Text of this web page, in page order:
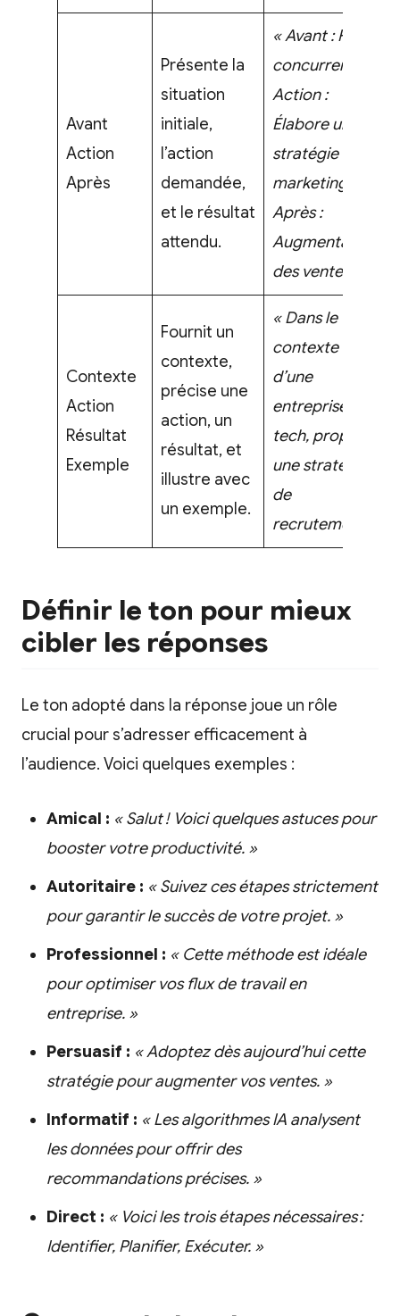
Avant
Action
Après
Présente la
situation
initiale,
l’action
demandée,
et le résultat
attendu.
« Avant : Forte
concurrence.
Action :
Élabore une
stratégie
marketing.
Après :
Augmentation
des ventes. »
Contexte
Action
Résultat
Exemple
Fournit un
contexte,
précise une
action, un
résultat, et
illustre avec
un exemple.
« Dans le
contexte
d’une
entreprise
tech, propose
une stratégie
de
recrutement. »
Définir le ton pour mieux
cibler les réponses
Le ton adopté dans la réponse joue un rôle
crucial pour s’adresser efficacement à
l’audience. Voici quelques exemples :
Amical : « Salut ! Voici quelques astuces pour
booster votre productivité. »
Autoritaire : « Suivez ces étapes strictement
pour garantir le succès de votre projet. »
Professionnel : « Cette méthode est idéale
pour optimiser vos flux de travail en
entreprise. »
Persuasif : « Adoptez dès aujourd’hui cette
stratégie pour augmenter vos ventes. »
Informatif : « Les algorithmes IA analysent
les données pour offrir des
recommandations précises. »
Direct : « Voici les trois étapes nécessaires :
Identifier, Planifier, Exécuter. »